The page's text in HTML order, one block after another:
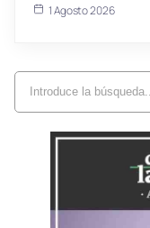
1 Agosto 2026